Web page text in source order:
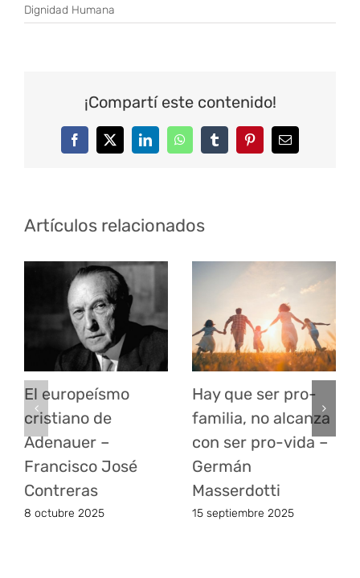
Dignidad Humana
¡Compartí este contenido!
FacebookTwitterLinkedInWhatsAppTumblrPinterestCorreo
electrónico
Artículos relacionados
El europeísmo
cristiano de
Adenauer –
Francisco José
Contreras
8 octubre 2025
Hay que ser pro-
familia, no alcanza
con ser pro-vida –
Germán
Masserdotti
15 septiembre 2025